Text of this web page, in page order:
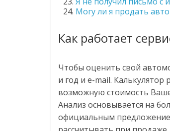
Могу ли я продать
Как работает
Чтобы оценить свой
и год и e-mail.
возможную стоимость
Анализ основывается на
официальным